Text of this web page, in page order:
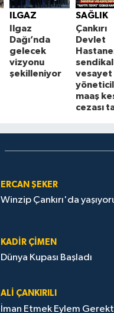
ILGAZ
Ilgaz
Dağı’nda
gelecek
vizyonu
şekilleniyor
SAĞLIK
Çankırı
Devlet
sendikal
vesayet
maaş
cezası
ERCAN ŞEKER
Winzip Çankırı'da
KADIR ÇIMEN
Dünya Kupası Başladı
ALI ÇANKIRILI
İman Etmek Eylem